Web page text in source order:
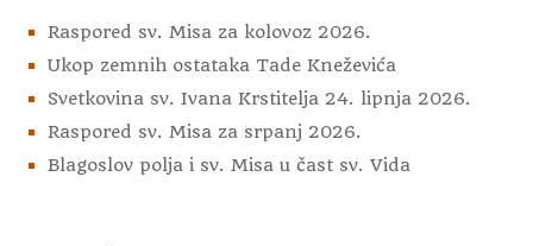
Raspored sv. Misa za kolovoz 2026.
Ukop zemnih ostataka Tade Kneževića
Svetkovina sv. Ivana Krstitelja 24. lipnja 2026.
Raspored sv. Misa za srpanj 2026.
Blagoslov polja i sv. Misa u čast sv. Vida